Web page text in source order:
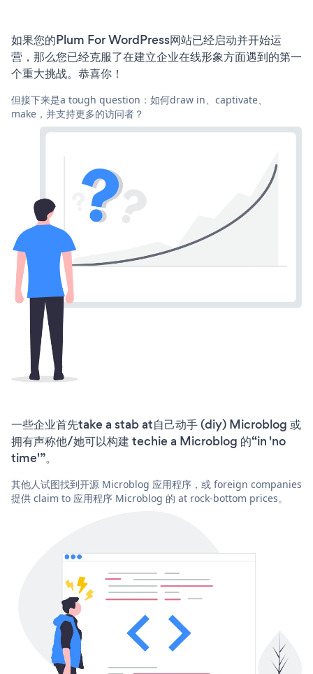
如果您的Plum For WordPress网站已经启动并开始运
营，那么您已经克服了在建立企业在线形象方面遇到的第一
个重大挑战。恭喜你！
但接下来是a tough question：如何draw in、captivate、
make，并支持更多的访问者？
一些企业首先take a stab at自己动手 (diy) Microblog 或
拥有声称他/她可以构建 techie a Microblog 的“in 'no
time'”。
其他人试图找到开源 Microblog 应用程序，或 foreign companies
提供 claim to 应用程序 Microblog 的 at rock-bottom prices。